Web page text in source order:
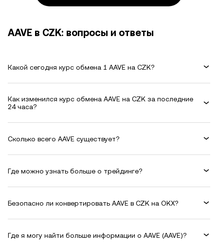
AAVE в CZK: вопросы и ответы
Какой сегодня курс обмена 1 AAVE на CZK?
Как изменился курс обмена AAVE на CZK за последние
24 часа?
Сколько всего AAVE существует?
Где можно узнать больше о трейдинге?
Безопасно ли конвертировать AAVE в CZK на OKX?
Где я могу найти больше информации о AAVE (AAVE)?